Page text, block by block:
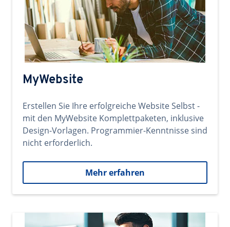
MyWebsite
Erstellen Sie Ihre erfolgreiche Website Selbst -
mit den MyWebsite Komplettpaketen, inklusive
Design-Vorlagen. Programmier-Kenntnisse sind
nicht erforderlich.
Mehr erfahren